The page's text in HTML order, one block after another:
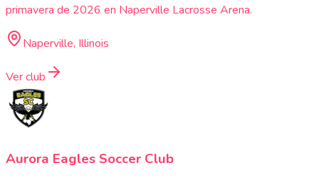
primavera de 2026 en Naperville Lacrosse Arena.
Naperville, Illinois
Ver club
Aurora Eagles Soccer Club